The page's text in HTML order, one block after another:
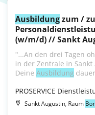
Ausbildung zum /
(w/m/d) // Sankt
"...An den drei Tagen
in der Zentrale in
Deine Ausbildung
PROSERV!CE
Sankt Augustin, Raum